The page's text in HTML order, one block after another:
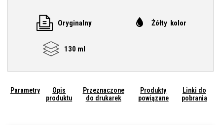
Oryginalny Żółty kolor
130 ml
Parametry
Opis
produktu
Przeznaczone
do drukarek
Produkty
powiązane
Linki do
pobrania